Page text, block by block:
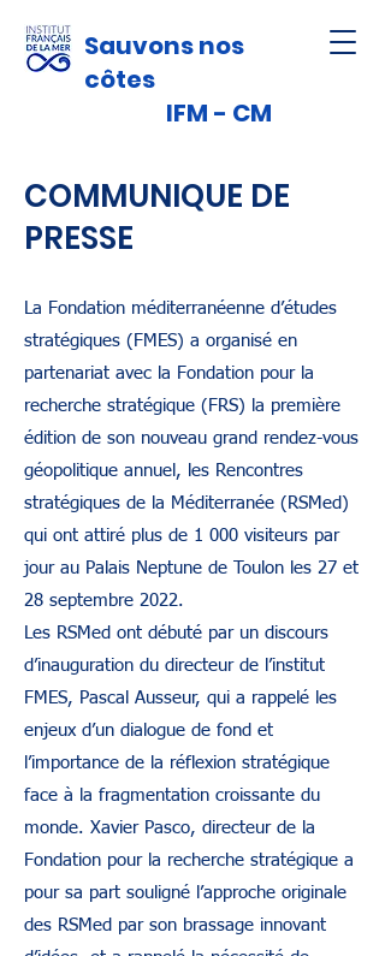
Sauvons nos
côtes
IFM - CM
COMMUNIQUE DE
PRESSE
La Fondation méditerranéenne d’études
stratégiques (FMES) a organisé en
partenariat avec la Fondation pour la
recherche stratégique (FRS) la première
édition de son nouveau grand rendez-vous
géopolitique annuel, les Rencontres
stratégiques de la Méditerranée (RSMed)
qui ont attiré plus de 1 000 visiteurs par
jour au Palais Neptune de Toulon les 27 et
28 septembre 2022.
Les RSMed ont débuté par un discours
d’inauguration du directeur de l’institut
FMES, Pascal Ausseur, qui a rappelé les
enjeux d’un dialogue de fond et
l’importance de la réflexion stratégique
face à la fragmentation croissante du
monde. Xavier Pasco, directeur de la
Fondation pour la recherche stratégique a
pour sa part souligné l’approche originale
des RSMed par son brassage innovant